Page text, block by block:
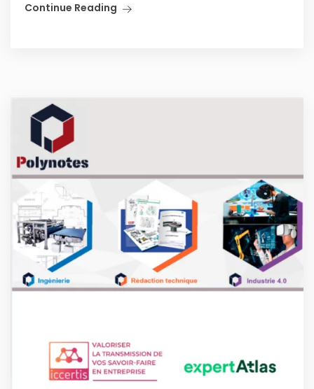
Continue Reading